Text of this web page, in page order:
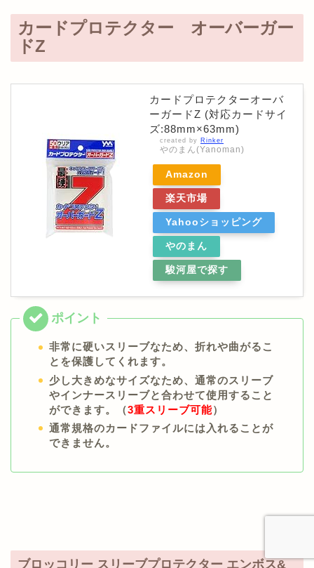
カードプロテクター オーバーガー
ドZ
カードプロテクターオーバ
ーガードZ (対応カードサイ
ズ:88mm×63mm)
created by Rinker
やのまん(Yanoman)
Amazon
楽天市場
Yahooショッピング
やのまん
駿河屋で探す
非常に硬いスリーブなため、折れや曲がるこ
とを保護してくれます。
少し大きめなサイズなため、通常のスリーブ
やインナースリーブと合わせて使用すること
ができます。（3重スリーブ可能）
通常規格のカードファイルには入れることが
できません。
ブロッコリー スリーブプロテクター エンボス&